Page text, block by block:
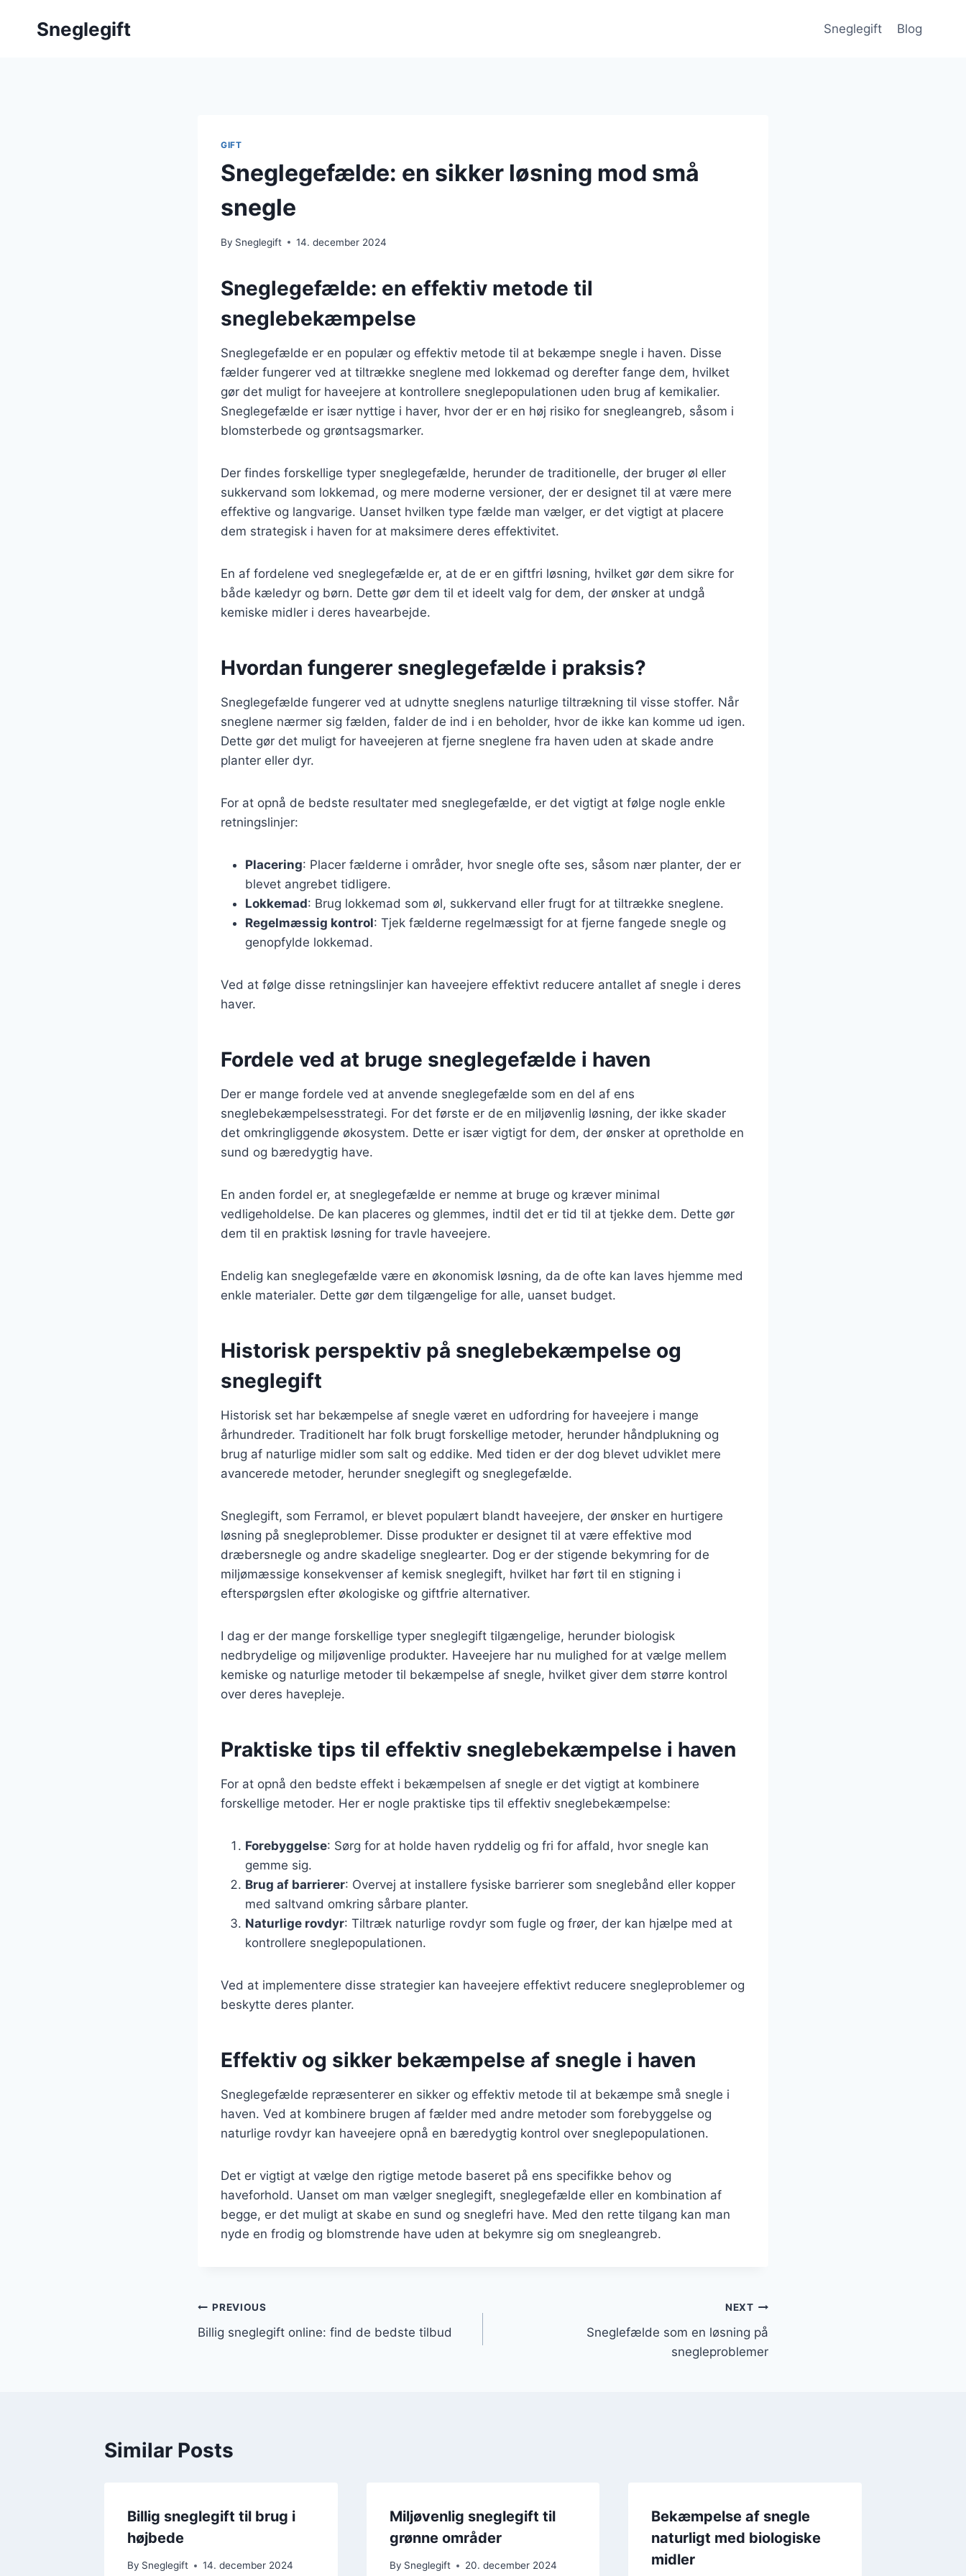
Sneglegift Sneglegift Blog
GIFT
Sneglegefælde: en sikker løsning mod små
snegle
By Sneglegift 14. december 2024
Sneglegefælde: en effektiv metode til
sneglebekæmpelse
Sneglegefælde er en populær og effektiv metode til at bekæmpe snegle i haven. Disse
fælder fungerer ved at tiltrække sneglene med lokkemad og derefter fange dem, hvilket
gør det muligt for haveejere at kontrollere sneglepopulationen uden brug af kemikalier.
Sneglegefælde er især nyttige i haver, hvor der er en høj risiko for snegleangreb, såsom i
blomsterbede og grøntsagsmarker.
Der findes forskellige typer sneglegefælde, herunder de traditionelle, der bruger øl eller
sukkervand som lokkemad, og mere moderne versioner, der er designet til at være mere
effektive og langvarige. Uanset hvilken type fælde man vælger, er det vigtigt at placere
dem strategisk i haven for at maksimere deres effektivitet.
En af fordelene ved sneglegefælde er, at de er en giftfri løsning, hvilket gør dem sikre for
både kæledyr og børn. Dette gør dem til et ideelt valg for dem, der ønsker at undgå
kemiske midler i deres havearbejde.
Hvordan fungerer sneglegefælde i praksis?
Sneglegefælde fungerer ved at udnytte sneglens naturlige tiltrækning til visse stoffer. Når
sneglene nærmer sig fælden, falder de ind i en beholder, hvor de ikke kan komme ud igen.
Dette gør det muligt for haveejeren at fjerne sneglene fra haven uden at skade andre
planter eller dyr.
For at opnå de bedste resultater med sneglegefælde, er det vigtigt at følge nogle enkle
retningslinjer:
Placering: Placer fælderne i områder, hvor snegle ofte ses, såsom nær planter, der er
blevet angrebet tidligere.
Lokkemad: Brug lokkemad som øl, sukkervand eller frugt for at tiltrække sneglene.
Regelmæssig kontrol: Tjek fælderne regelmæssigt for at fjerne fangede snegle og
genopfylde lokkemad.
Ved at følge disse retningslinjer kan haveejere effektivt reducere antallet af snegle i deres
haver.
Fordele ved at bruge sneglegefælde i haven
Der er mange fordele ved at anvende sneglegefælde som en del af ens
sneglebekæmpelsesstrategi. For det første er de en miljøvenlig løsning, der ikke skader
det omkringliggende økosystem. Dette er især vigtigt for dem, der ønsker at opretholde en
sund og bæredygtig have.
En anden fordel er, at sneglegefælde er nemme at bruge og kræver minimal
vedligeholdelse. De kan placeres og glemmes, indtil det er tid til at tjekke dem. Dette gør
dem til en praktisk løsning for travle haveejere.
Endelig kan sneglegefælde være en økonomisk løsning, da de ofte kan laves hjemme med
enkle materialer. Dette gør dem tilgængelige for alle, uanset budget.
Historisk perspektiv på sneglebekæmpelse og
sneglegift
Historisk set har bekæmpelse af snegle været en udfordring for haveejere i mange
århundreder. Traditionelt har folk brugt forskellige metoder, herunder håndplukning og
brug af naturlige midler som salt og eddike. Med tiden er der dog blevet udviklet mere
avancerede metoder, herunder sneglegift og sneglegefælde.
Sneglegift, som Ferramol, er blevet populært blandt haveejere, der ønsker en hurtigere
løsning på snegleproblemer. Disse produkter er designet til at være effektive mod
dræbersnegle og andre skadelige sneglearter. Dog er der stigende bekymring for de
miljømæssige konsekvenser af kemisk sneglegift, hvilket har ført til en stigning i
efterspørgslen efter økologiske og giftfrie alternativer.
I dag er der mange forskellige typer sneglegift tilgængelige, herunder biologisk
nedbrydelige og miljøvenlige produkter. Haveejere har nu mulighed for at vælge mellem
kemiske og naturlige metoder til bekæmpelse af snegle, hvilket giver dem større kontrol
over deres havepleje.
Praktiske tips til effektiv sneglebekæmpelse i haven
For at opnå den bedste effekt i bekæmpelsen af snegle er det vigtigt at kombinere
forskellige metoder. Her er nogle praktiske tips til effektiv sneglebekæmpelse:
Forebyggelse: Sørg for at holde haven ryddelig og fri for affald, hvor snegle kan
gemme sig.
Brug af barrierer: Overvej at installere fysiske barrierer som sneglebånd eller kopper
med saltvand omkring sårbare planter.
Naturlige rovdyr: Tiltræk naturlige rovdyr som fugle og frøer, der kan hjælpe med at
kontrollere sneglepopulationen.
Ved at implementere disse strategier kan haveejere effektivt reducere snegleproblemer og
beskytte deres planter.
Effektiv og sikker bekæmpelse af snegle i haven
Sneglegefælde repræsenterer en sikker og effektiv metode til at bekæmpe små snegle i
haven. Ved at kombinere brugen af fælder med andre metoder som forebyggelse og
naturlige rovdyr kan haveejere opnå en bæredygtig kontrol over sneglepopulationen.
Det er vigtigt at vælge den rigtige metode baseret på ens specifikke behov og
haveforhold. Uanset om man vælger sneglegift, sneglegefælde eller en kombination af
begge, er det muligt at skabe en sund og sneglefri have. Med den rette tilgang kan man
nyde en frodig og blomstrende have uden at bekymre sig om snegleangreb.
Indlægsnavigation
PREVIOUS
Billig sneglegift online: find de bedste tilbud
NEXT
Sneglefælde som en løsning på
snegleproblemer
Similar Posts
Billig sneglegift til brug i
højbede
By Sneglegift 14. december 2024
Miljøvenlig sneglegift til
grønne områder
By Sneglegift 20. december 2024
Bekæmpelse af snegle
naturligt med biologiske
midler